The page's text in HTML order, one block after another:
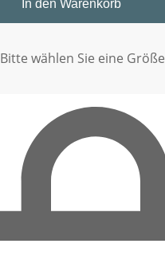
In den Warenkorb
Bitte wählen Sie eine Größe